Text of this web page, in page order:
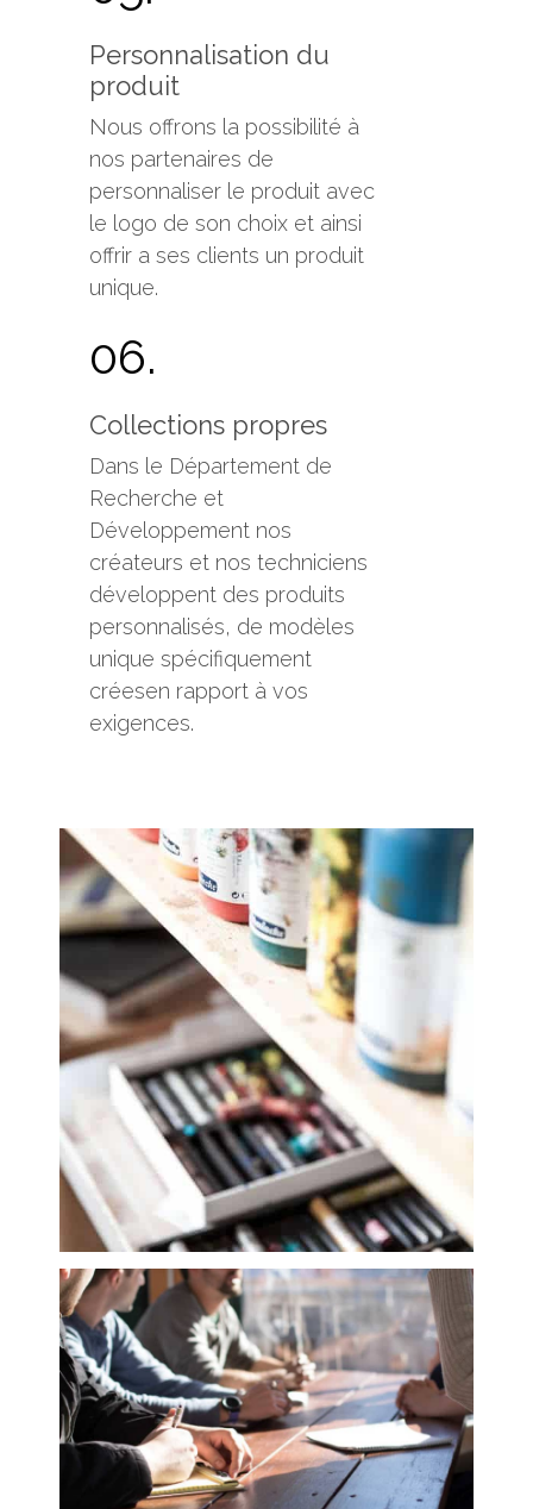
Personnalisation du
produit
Nous offrons la possibilité à
nos partenaires de
personnaliser le produit avec
le logo de son choix et ainsi
offrir a ses clients un produit
unique.
06.
Collections propres
Dans le Département de
Recherche et
Développement nos
créateurs et nos techniciens
développent des produits
personnalisés, de modèles
unique spécifiquement
créesen rapport à vos
exigences.